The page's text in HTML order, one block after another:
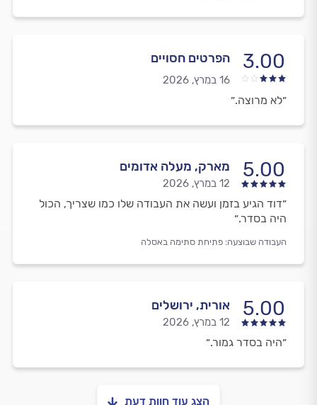
3.00 הפרטים חסויים
16 במרץ, 2026
״לא מרוצה.״
5.00 מארק, מעלה אדומים
12 במרץ, 2026
״דוד הגיע בזמן ועשה את העבודה שלו כמו שצריך, הכול
היה בסדר.״
העבודה שבוצעה: פתיחת סתימה באסלה
5.00 אורית, ירושלים
12 במרץ, 2026
״היה בסדר גמור.״
הצג עוד חוות דעת